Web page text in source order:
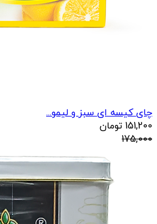
چای کیسه ای سبز و لیمو...
151,200 تومان
175,000